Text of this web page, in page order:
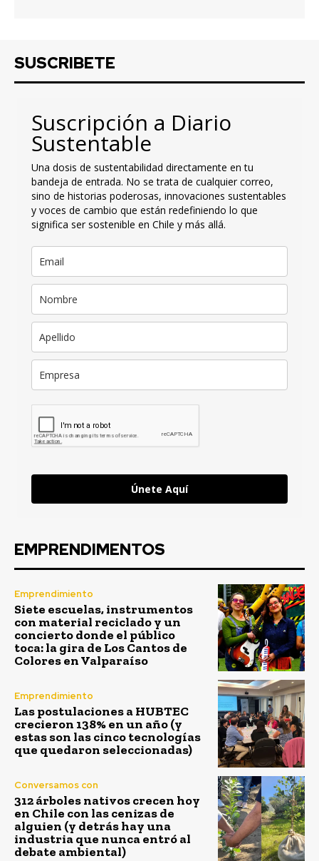
SUSCRIBETE
Suscripción a Diario
Sustentable
Una dosis de sustentabilidad directamente en tu
bandeja de entrada. No se trata de cualquier correo,
sino de historias poderosas, innovaciones sustentables
y voces de cambio que están redefiniendo lo que
significa ser sostenible en Chile y más allá.
Únete Aquí
EMPRENDIMENTOS
Emprendimiento
Siete escuelas, instrumentos
con material reciclado y un
concierto donde el público
toca: la gira de Los Cantos de
Colores en Valparaíso
Emprendimiento
Las postulaciones a HUBTEC
crecieron 138% en un año (y
estas son las cinco tecnologías
que quedaron seleccionadas)
Conversamos con
312 árboles nativos crecen hoy
en Chile con las cenizas de
alguien (y detrás hay una
industria que nunca entró al
debate ambiental)